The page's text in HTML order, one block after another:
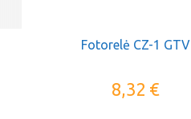
Fotorelė CZ-1 GTV
8,32 €